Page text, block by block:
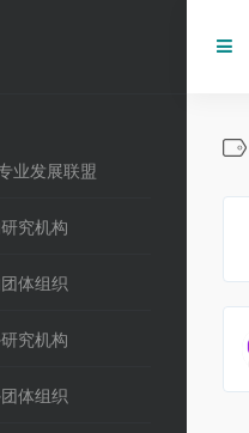
业发展联盟
究机构
体组织
究机构
体组织